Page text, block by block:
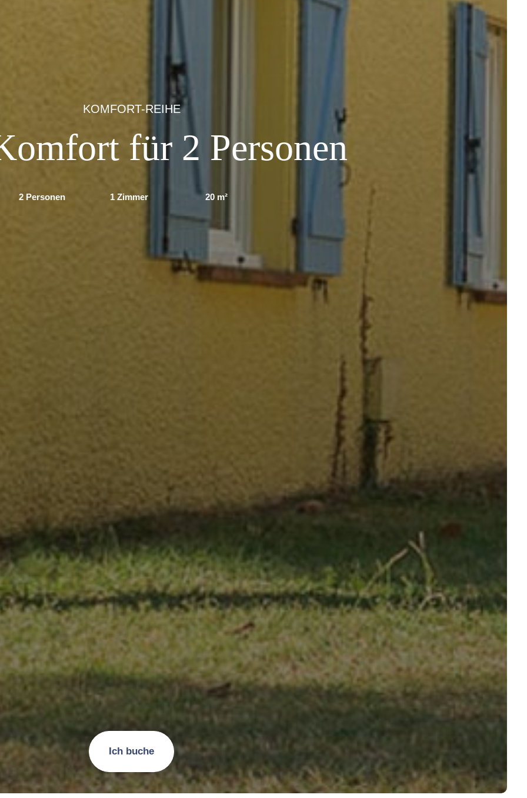
KOMFORT-REIHE
für 2 Personen
2 Personen 1 Zimmer 20 m²
Ich buche